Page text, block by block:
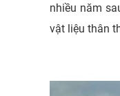
nhiều năm
vật liệu thân